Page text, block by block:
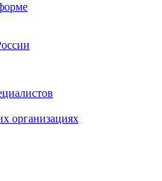
организациях